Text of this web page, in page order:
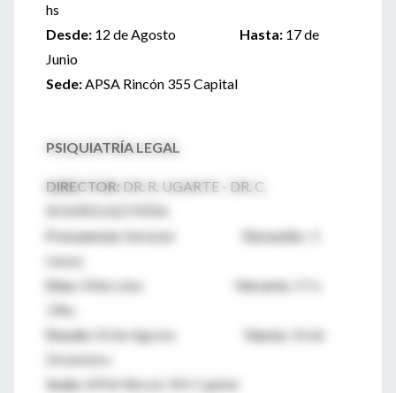
hs
Desde: 12 de Agosto Hasta: 17 de
Junio
Sede:APSA Rincón 355 Capital
PSIQUIATRÍA LEGAL
DIRECTOR: DR. R. UGARTE - DR. C.
RODRÍGUEZ PEÑA
Frecuencia: Semanal Duración :
meses
Días:
Miércoles Horario:
19hs.
Desde:
03 de Agosto Hasta:
14 de
Diciembre
Sede:
APSA Rincón 355 Capital